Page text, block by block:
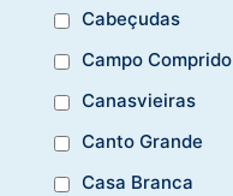
Cabeçudas
Campo Comprido
Canasvieiras
Canto Grande
Casa Branca